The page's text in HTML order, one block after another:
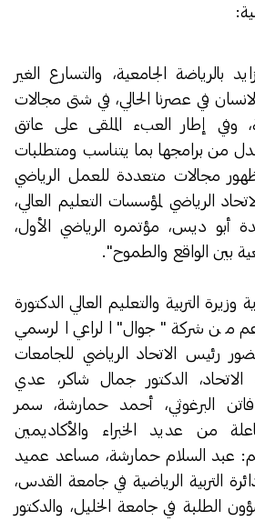
بالرياضة الجامعية، والتسارع الغير
في عصرنا الحالي، في شتى مجالات
وفي إطار العبء الملقى على عاتق
من برامجها بما يتناسب ومتطلبات
مجالات متعددة للعمل الرياضي
الرياضي لمؤسسات التعليم العالي،
أبو ديس، مؤتمره الرياضي الأول،
بين الواقع والطموح".
التربية والتعليم العالي الدكتورة
من شركة "جوال" الراعي الرسمي
رئيس الاتحاد الرياضي للجامعات
الدكتور جمال شاكر، عدي
البرغوثي، أحمد حمارشة، سمر
من عديد الخبراء والأكاديمين
عبد السلام حمارشة، مساعد عميد
التربية الرياضية في جامعة القدس،
الطلبة في جامعة الخليل، والدكتور